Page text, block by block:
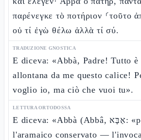
παρένεγκε τὸ ποτήριον ⸂τοῦτο
οὐ τί ἐγὼ θέλω ἀλλὰ τί σύ.
TRADUZIONE GNOSTICA
E diceva: «Abbà, Padre! Tutto
allontana da me questo calice!
voglio io, ma ciò che vuoi tu».
LETTURA ORTODOSSA
E diceva: «Abbà (Abbâ, אַבָּא: «padre»,
l'aramaico conservato —